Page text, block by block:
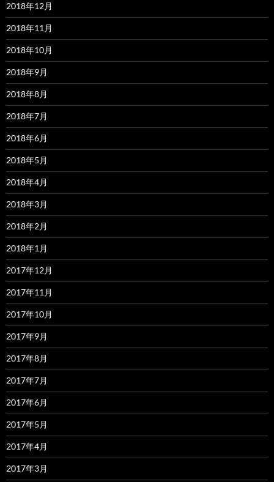
2018年12月
2018年11月
2018年10月
2018年9月
2018年8月
2018年7月
2018年6月
2018年5月
2018年4月
2018年3月
2018年2月
2018年1月
2017年12月
2017年11月
2017年10月
2017年9月
2017年8月
2017年7月
2017年6月
2017年5月
2017年4月
2017年3月